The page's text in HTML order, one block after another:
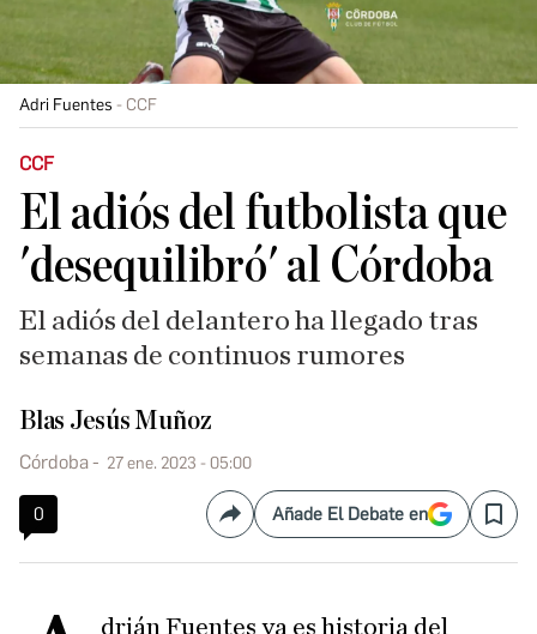
Adri Fuentes CCF
CCF
El adiós del futbolista que
'desequilibró' al Córdoba
El adiós del delantero ha llegado tras
semanas de continuos rumores
Blas Jesús Muñoz
Córdoba 27 ene. 2023 - 05:00
0 CompartirAñade El Debate en Save
drián Fuentes ya es historia del